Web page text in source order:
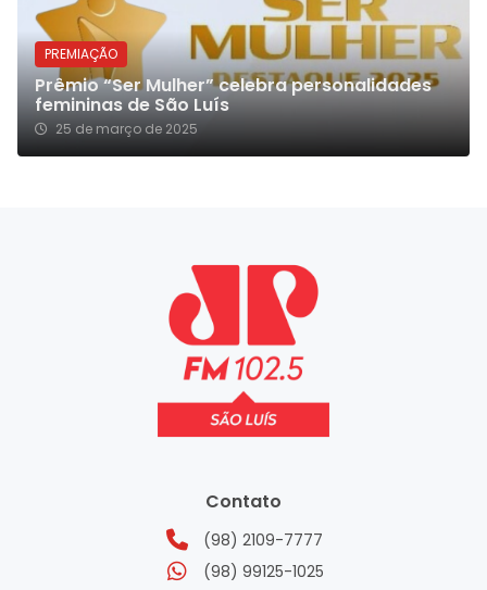
PREMIAÇÃO
Prêmio “Ser Mulher” celebra personalidades
femininas de São Luís
25 de março de 2025
Contato
(98) 2109-7777
(98) 99125-1025